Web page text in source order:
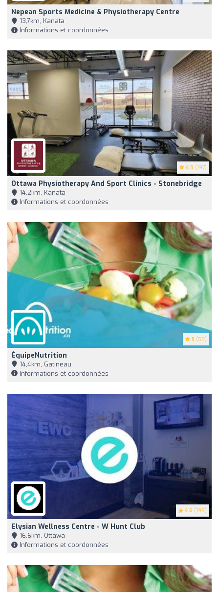
Nepean Sports Medicine & Physiotherapy Centre
13,7km, Kanata
Informations et coordonnées
4.9 (197)
Ottawa Physiotherapy And Sport Clinics - Stonebridge
14,2km, Kanata
Informations et coordonnées
5 (55)
ÉquipeNutrition
14,4km, Gatineau
Informations et coordonnées
4.6 (199)
Elysian Wellness Centre - W Hunt Club
16,6km, Ottawa
Informations et coordonnées